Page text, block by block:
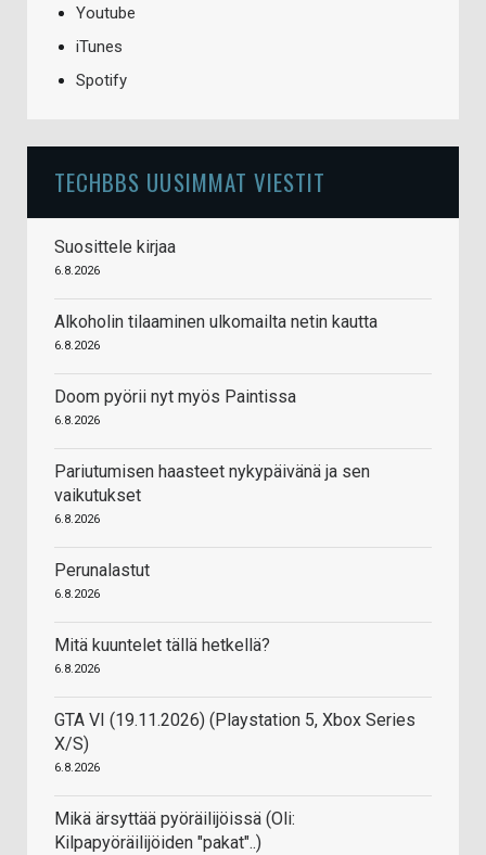
Youtube
iTunes
Spotify
TECHBBS UUSIMMAT VIESTIT
Suosittele kirjaa
6.8.2026
Alkoholin tilaaminen ulkomailta netin kautta
6.8.2026
Doom pyörii nyt myös Paintissa
6.8.2026
Pariutumisen haasteet nykypäivänä ja sen
vaikutukset
6.8.2026
Perunalastut
6.8.2026
Mitä kuuntelet tällä hetkellä?
6.8.2026
GTA VI (19.11.2026) (Playstation 5, Xbox Series
X/S)
6.8.2026
Mikä ärsyttää pyöräilijöissä (Oli:
Kilpapyöräilijöiden "pakat"..)